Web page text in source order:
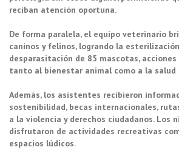
reciban atención oportuna.
De forma paralela, el equipo veterinario
caninos y felinos, logrando la
desparasitación de 85 mascotas,
tanto al bienestar animal como a la salud
Además, los asistentes recibieron
sostenibilidad, becas internacionales,
a la violencia y derechos ciudadanos. Los
disfrutaron de actividades recreativas
espacios lúdicos.